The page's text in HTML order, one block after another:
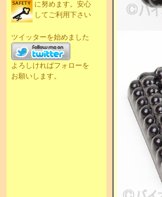
に努めます。安心
してご利用下さい
ツイッターを始めました
よろしければフォローを
お願いします。